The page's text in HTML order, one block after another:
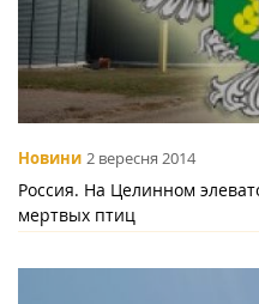
Новини 2 вересня 2014
Россия. На Целинном
мертвых птиц